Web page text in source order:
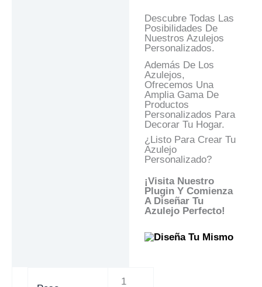
Descubre Todas Las
Posibilidades De
Nuestros Azulejos
Personalizados.
Además De Los
Azulejos,
Ofrecemos Una
Amplia Gama De
Productos
Personalizados Para
Decorar Tu Hogar.
¿Listo Para Crear Tu
Azulejo
Personalizado?
¡Visita Nuestro
Plugin Y Comienza
A Diseñar Tu
Azulejo Perfecto!
1